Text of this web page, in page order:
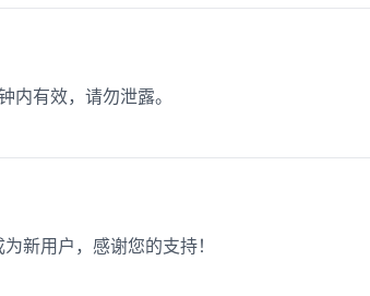
内有效，请勿泄露。
新用户，感谢您的支持！